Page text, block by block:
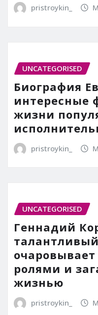
pristroykin_
UNCATEGORISED
Биография
интересные
жизни
pristroykin_
UNCATEGORISED
Геннадий
ролями и
жизнью
pristroykin_